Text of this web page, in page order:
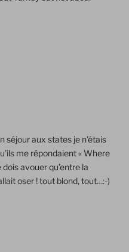
séjour aux states je n’étais
me répondaient « Where
dois avouer qu’entre la
oser ! tout blond, tout…:-)